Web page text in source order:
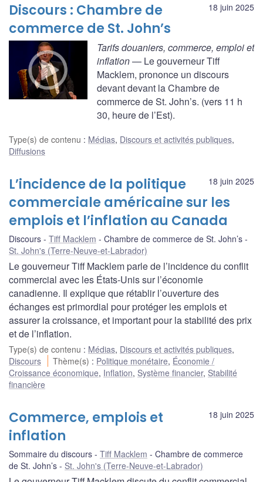
18 juin 2025
Discours : Chambre de
commerce de St. John’s
Tarifs douaniers, commerce, emploi et
inflation— Le gouverneur Tiff
Macklem, prononce un discours
devant devant la Chambre de
commerce de St. John’s. (vers 11 h
30, heure de l’Est).
Type(s) de contenu : Médias, Discours et activités publiques,
Diffusions
18 juin 2025
L’incidence de la politique
commerciale américaine sur les
emplois et l’inflation au Canada
Discours Tiff Macklem
Chambre de commerce de St. John’s
St. John's (Terre-Neuve-et-Labrador)
Le gouverneur Tiff Macklem parle de l’incidence du conflit
commercial avec les États-Unis sur l’économie
canadienne. Il explique que rétablir l’ouverture des
échanges est primordial pour protéger les emplois et
assurer la croissance, et important pour la stabilité des prix
et de l’inflation.
Type(s) de contenu : Médias, Discours et activités publiques,
Discours
Thème(s) : Politique monétaire, Économie /
Croissance économique, Inflation, Système financier, Stabilité
financière
18 juin 2025
Commerce, emplois et
inflation
Sommaire du discours Tiff Macklem
Chambre de commerce
de St. John’s
St. John's (Terre-Neuve-et-Labrador)